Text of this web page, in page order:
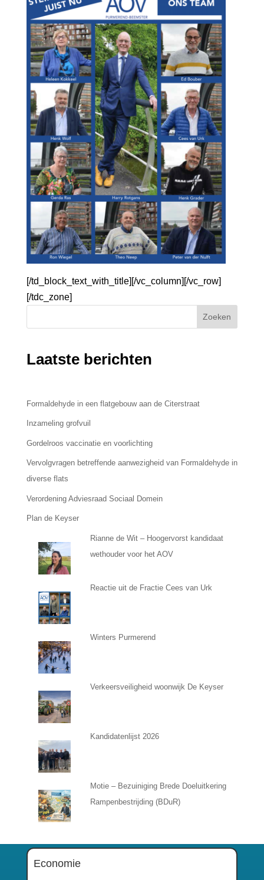
[/td_block_text_with_title][/vc_column][/vc_row]
[/tdc_zone]
Zoeken
Laatste berichten
Formaldehyde in een flatgebouw aan de Citerstraat
Inzameling grofvuil
Gordelroos vaccinatie en voorlichting
Vervolgvragen betreffende aanwezigheid van Formaldehyde in
diverse flats
Verordening Adviesraad Sociaal Domein
Plan de Keyser
Rianne de Wit – Hoogervorst kandidaat
wethouder voor het AOV
Reactie uit de Fractie Cees van Urk
Winters Purmerend
Verkeersveiligheid woonwijk De Keyser
Kandidatenlijst 2026
Motie – Bezuiniging Brede Doeluitkering
Rampenbestrijding (BDuR)
Economie